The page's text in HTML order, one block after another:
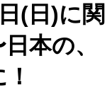
(日)に関
本の、